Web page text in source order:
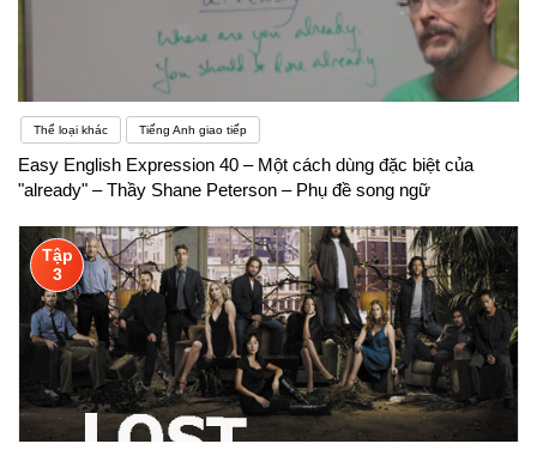
Thể loại khác Tiếng Anh giao tiếp
Easy English Expression 40 – Một cách dùng đặc biệt của
"already" – Thầy Shane Peterson – Phụ đề song ngữ
Tập
3